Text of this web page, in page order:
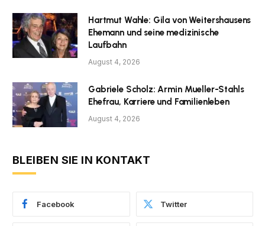
Hartmut Wahle: Gila von Weitershausens
Ehemann und seine medizinische
Laufbahn
August 4, 2026
Gabriele Scholz: Armin Mueller-Stahls
Ehefrau, Karriere und Familienleben
August 4, 2026
BLEIBEN SIE IN KONTAKT
Facebook Twitter